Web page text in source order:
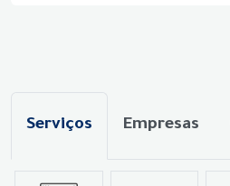
Serviços Empresas